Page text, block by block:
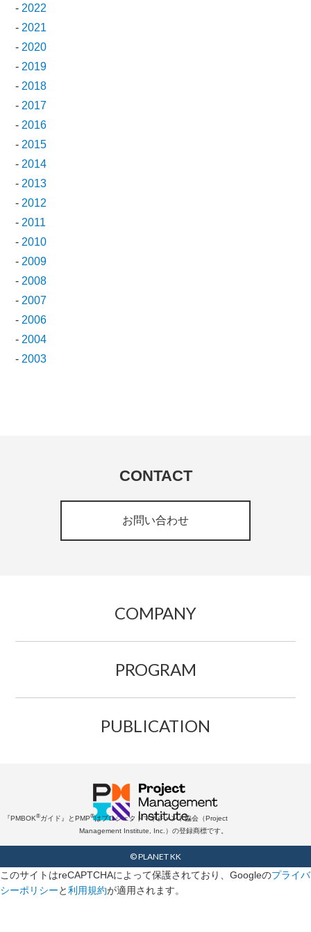
- 2022
- 2021
- 2020
- 2019
- 2018
- 2017
- 2016
- 2015
- 2014
- 2013
- 2012
- 2011
- 2010
- 2009
- 2008
- 2007
- 2006
- 2004
- 2003
CONTACT
お問い合わせ
COMPANY
PROGRAM
PUBLICATION
『PMBOK®ガイド』とPMP®はプロジェクトマネジメント協会（Project
Management Institute, Inc.）の登録商標です。
© PLANET KK
このサイトはreCAPTCHAによって保護されており、Googleのプライバ
シーポリシーと利用規約が適用されます。